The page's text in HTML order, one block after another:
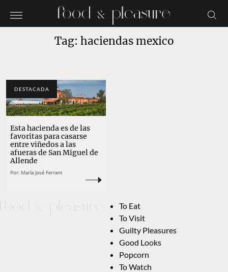
Tag: haciendas mexico
DESTACADA
Esta hacienda es de las
favoritas para casarse
entre viñedos a las
afueras de San Miguel de
Allende
Por: María José Ferrant
To Eat
To Visit
Guilty Pleasures
Good Looks
Popcorn
To Watch